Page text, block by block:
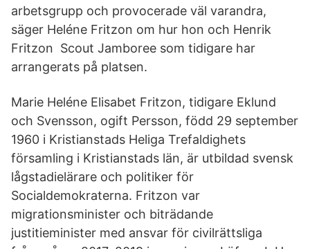
arbetsgrupp och provocerade väl varandra,
säger Heléne Fritzon om hur hon och Henrik
Fritzon Scout Jamboree som tidigare har
arrangerats på platsen.
Marie Heléne Elisabet Fritzon, tidigare Eklund
och Svensson, ogift Persson, född 29 september
1960 i Kristianstads Heliga Trefaldighets
församling i Kristianstads län, är utbildad svensk
lågstadielärare och politiker för
Socialdemokraterna. Fritzon var
migrationsminister och biträdande
justitieminister med ansvar för civilrättsliga